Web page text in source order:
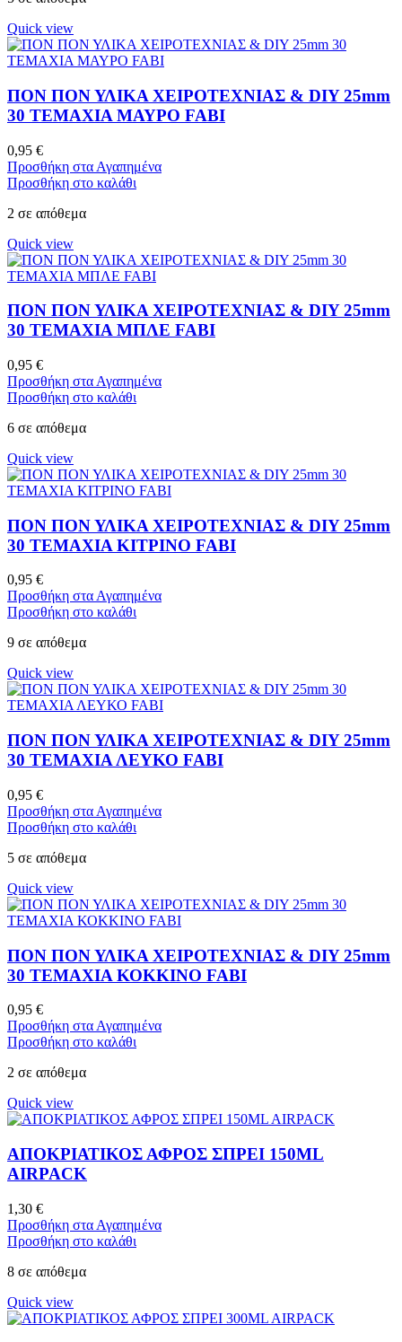
Quick view
ΠΟΝ ΠΟΝ ΥΛΙΚΑ ΧΕΙΡΟΤΕΧΝΙΑΣ & DIY 25mm
30 ΤΕΜΑΧΙΑ ΜΑΥΡΟ FABI
0,95 €
Προσθήκη στα Αγαπημένα
Προσθήκη στο καλάθι
2 σε απόθεμα
Quick view
ΠΟΝ ΠΟΝ ΥΛΙΚΑ ΧΕΙΡΟΤΕΧΝΙΑΣ & DIY 25mm
30 ΤΕΜΑΧΙΑ ΜΠΛΕ FABI
0,95 €
Προσθήκη στα Αγαπημένα
Προσθήκη στο καλάθι
6 σε απόθεμα
Quick view
ΠΟΝ ΠΟΝ ΥΛΙΚΑ ΧΕΙΡΟΤΕΧΝΙΑΣ & DIY 25mm
30 ΤΕΜΑΧΙΑ ΚΙΤΡΙΝΟ FABI
0,95 €
Προσθήκη στα Αγαπημένα
Προσθήκη στο καλάθι
9 σε απόθεμα
Quick view
ΠΟΝ ΠΟΝ ΥΛΙΚΑ ΧΕΙΡΟΤΕΧΝΙΑΣ & DIY 25mm
30 ΤΕΜΑΧΙΑ ΛΕΥΚΟ FABI
0,95 €
Προσθήκη στα Αγαπημένα
Προσθήκη στο καλάθι
5 σε απόθεμα
Quick view
ΠΟΝ ΠΟΝ ΥΛΙΚΑ ΧΕΙΡΟΤΕΧΝΙΑΣ & DIY 25mm
30 ΤΕΜΑΧΙΑ ΚΟΚΚΙΝΟ FABI
0,95 €
Προσθήκη στα Αγαπημένα
Προσθήκη στο καλάθι
2 σε απόθεμα
Quick view
ΑΠΟΚΡΙΑΤΙΚΟΣ ΑΦΡΟΣ ΣΠΡΕΙ 150ML
AIRPACK
1,30 €
Προσθήκη στα Αγαπημένα
Προσθήκη στο καλάθι
8 σε απόθεμα
Quick view